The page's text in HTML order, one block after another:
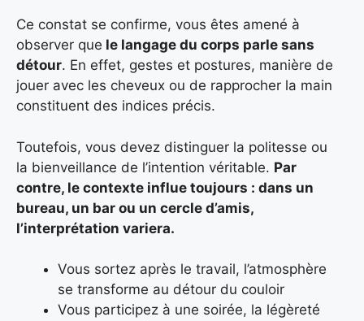
Ce constat se confirme, vous êtes amené à
observer que le langage du corps parle sans
détour. En effet, gestes et postures, manière de
jouer avec les cheveux ou de rapprocher la main
constituent des indices précis.
Toutefois, vous devez distinguer la politesse ou
la bienveillance de l’intention véritable. Par
contre, le contexte influe toujours : dans un
bureau, un bar ou un cercle d’amis,
l’interprétation variera.
Vous sortez après le travail, l’atmosphère
se transforme au détour du couloir
Vous participez à une soirée, la légèreté